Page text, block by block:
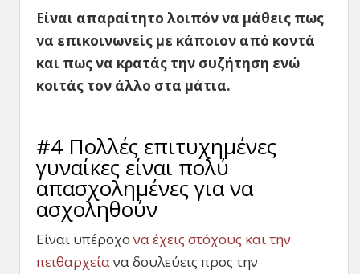
Είναι απαραίτητο λοιπόν να μάθεις πως
να επικοινωνείς με κάποιον από κοντά
και πως να κρατάς την συζήτηση ενώ
κοιτάς τον άλλο στα μάτια.
#4 Πολλές επιτυχημένες
γυναίκες είναι πολύ
απασχολημένες για να
ασχοληθούν
Είναι υπέροχονα έχεις στόχους και την
πειθαρχείανα δουλεύεις προς την